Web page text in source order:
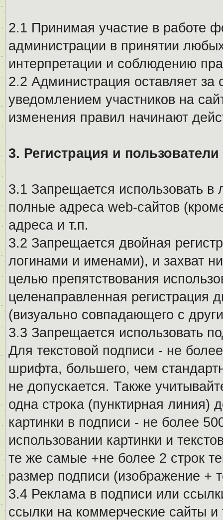
2.1 Принимая участие в работе
администрации в принятии
интерпретации и соблюдению
2.2 Администрация оставляет
уведомлением участников на
изменения правил начинают
3. Регистрация и пользователи
3.1 Запрещается использовать
полные адреса web-сайтов
адреса и т.п.
3.2 Запрещается двойная
логинами и именами), и захват
целью препятствования
целенаправленная регистрация
(визуально совпадающего с
3.3 Запрещается использовать
Для текстовой подписи - не
шрифта, большего, чем
не допускается. Также
одна строка (пунктирная линия)
картинки в подписи - не более
использовании картинки и
те же самые +не более 2 строк
размер подписи (изображение +
3.4 Реклама в подписи или
ссылки на коммерческие сайты